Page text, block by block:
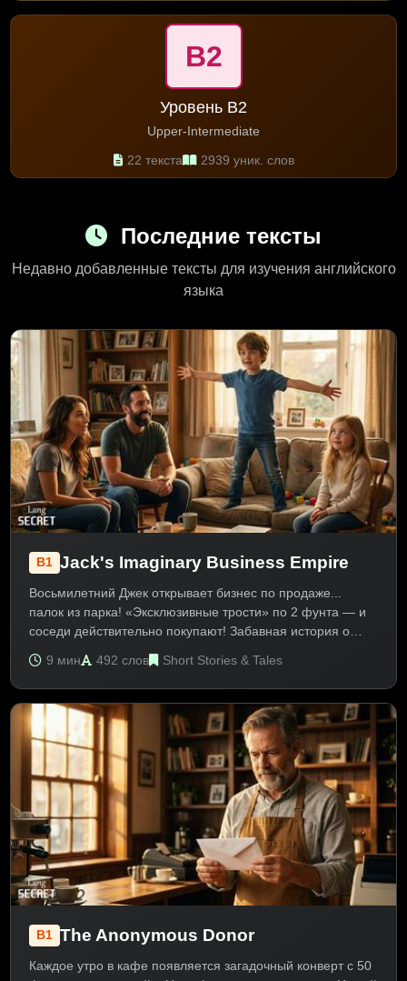
B2
Уровень B2
Upper-Intermediate
22 текста 2939 уник. слов
Последние тексты
Недавно добавленные тексты для изучения английского
языка
B1 Jack's Imaginary Business Empire
Восьмилетний Джек открывает бизнес по продаже...
палок из парка! «Эксклюзивные трости» по 2 фунта — и
соседи действительно покупают! Забавная история о
про бизнес и детей. Помогает изучить Past Simple,
Present Continuous и бизнес-лексику.
9 мин 492 слов Short Stories & Tales
B1 The Anonymous Donor
Каждое утро в кафе появляется загадочный конверт с 50